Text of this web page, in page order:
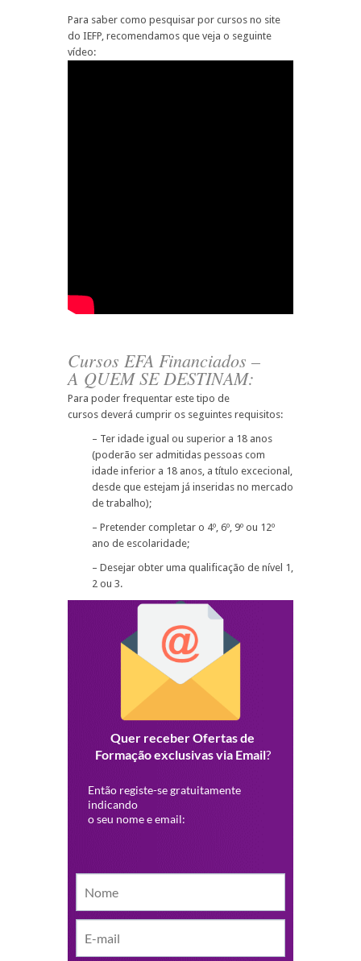
Para saber como pesquisar por cursos no site
do IEFP, recomendamos que veja o seguinte
vídeo:
Cursos EFA Financiados –
A QUEM SE DESTINAM:
Para poder frequentar este tipo de
cursos deverá cumprir os seguintes requisitos:
– Ter idade igual ou superior a 18 anos
(poderão ser admitidas pessoas com
idade inferior a 18 anos, a título excecional,
desde que estejam já inseridas no mercado
de trabalho);
– Pretender completar o 4º, 6º, 9º ou 12º
ano de escolaridade;
– Desejar obter uma qualificação de nível 1,
2 ou 3.